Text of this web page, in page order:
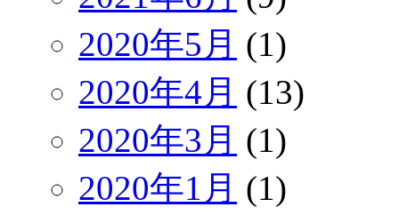
2020年5月 (1)
2020年4月 (13)
2020年3月 (1)
2020年1月 (1)